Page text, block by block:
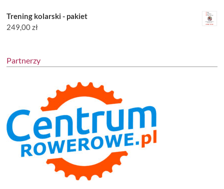
Trening kolarski - pakiet
249,00zł
Partnerzy